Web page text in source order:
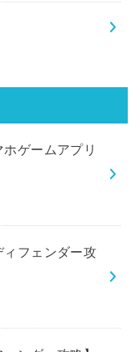
ゲームアプリ
フェンダー攻